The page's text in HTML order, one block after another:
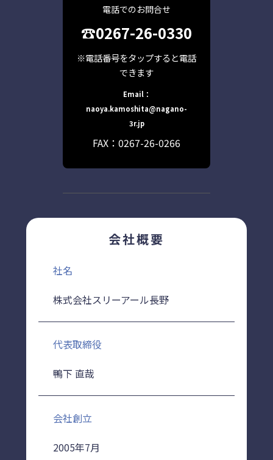
電話でのお問合せ
☎0267-26-0330
※電話番号をタップすると電話
できます
Email：
naoya.kamoshita@nagano-
3r.jp
FAX：0267-26-0266
会社概要
社名
株式会社スリーアール長野
代表取締役
鴨下 直哉
会社創立
2005年7月